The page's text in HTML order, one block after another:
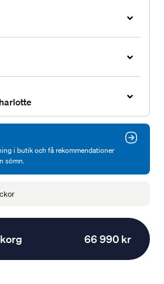
i butik och få rekommendationer
sömn.
66 990 kr